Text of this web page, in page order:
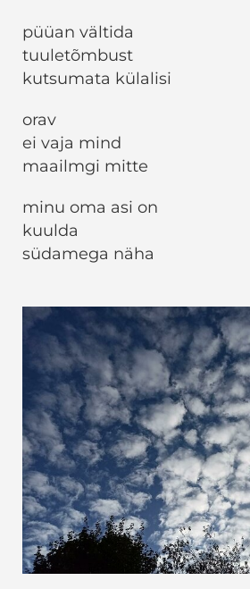
püüan vältida
tuuletõmbust
kutsumata külalisi
orav
ei vaja mind
maailmgi mitte
minu oma asi on
kuulda
südamega näha